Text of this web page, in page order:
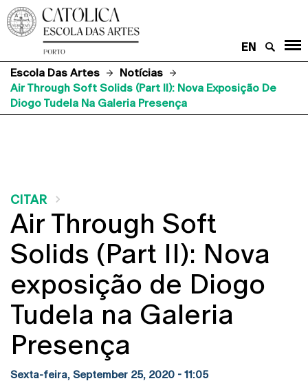
EN
Escola Das Artes
Notícias
Air Through Soft Solids (Part II): Nova Exposição De
Diogo Tudela Na Galeria Presença
CITAR
Air Through Soft
Solids (Part II): Nova
exposição de Diogo
Tudela na Galeria
Presença
Sexta-feira, September 25, 2020 - 11:05